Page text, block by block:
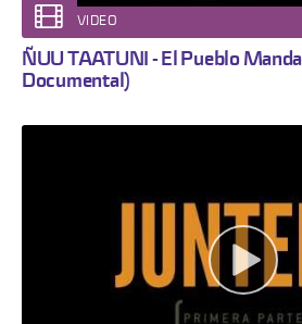
VIDEO
ÑUU TAATUNI - El Pueblo
Documental)